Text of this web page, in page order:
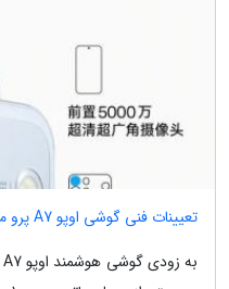
تعیینات فنی گوشی اوپو A7 پرو مکس تعیین شد